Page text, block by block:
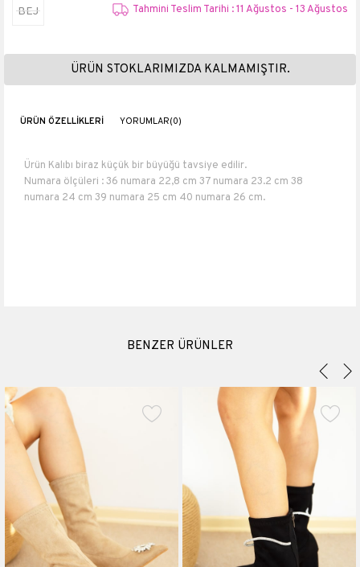
BEJ Tahmini Teslim Tarihi : 11 Ağustos - 13 Ağustos
ÜRÜN STOKLARIMIZDA KALMAMIŞTIR.
ÜRÜN ÖZELLIKLERI YORUMLAR(0)
Ürün Kalıbı biraz küçük bir büyüğü tavsiye edilir.
Numara ölçüleri : 36 numara 22,8 cm 37 numara 23.2 cm 38
numara 24 cm 39 numara 25 cm 40 numara 26 cm.
BENZER ÜRÜNLER